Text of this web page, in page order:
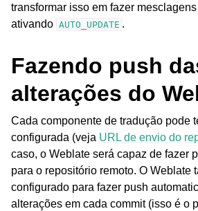
transformar isso em fazer
ativando AUTO_UPDATE .
Fazendo push
alterações do
Cada componente de tradução pode
configurada (veja URL de envio do
caso, o Weblate será capaz de fazer
para o repositório remoto. O Weblate
configurado para fazer push
alterações em cada commit (isso é o